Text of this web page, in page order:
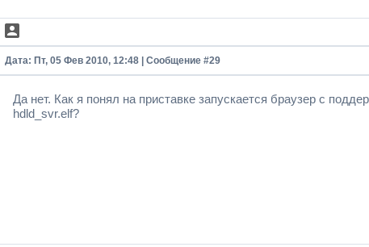
Дата: Пт, 05 Фев 2010, 12:48 | Сообщение #29
Да нет. Как я понял на приставке запускается браузер с
hdld_svr.elf?